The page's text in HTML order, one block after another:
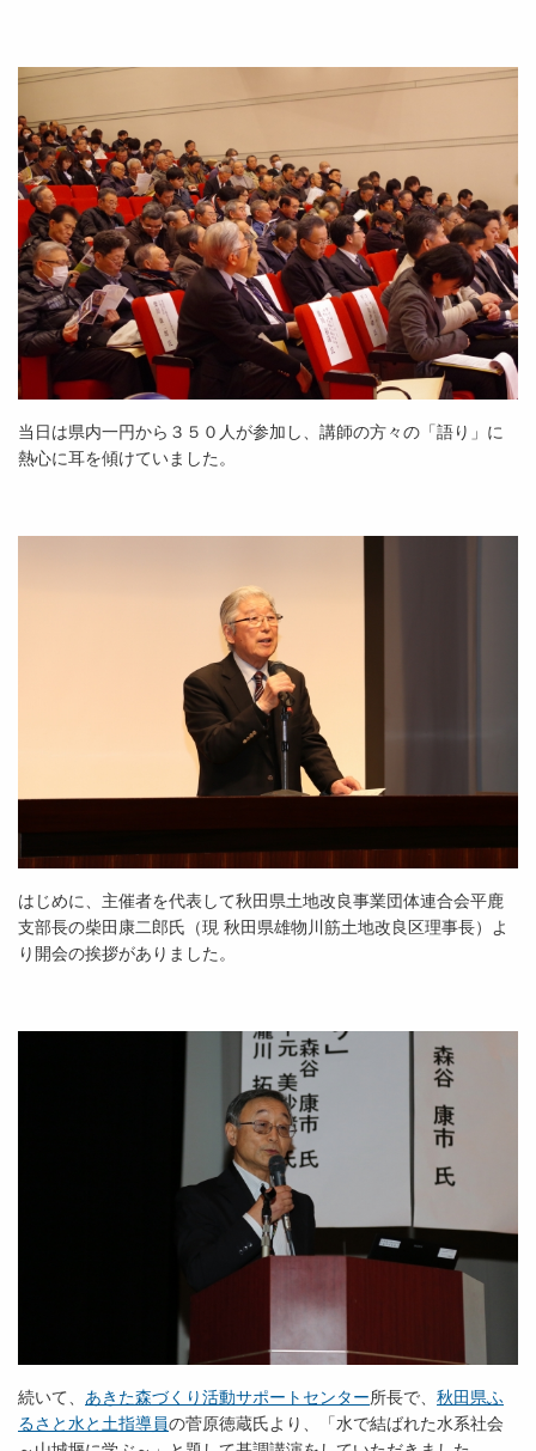
当日は県内一円から３５０人が参加し、講師の方々の「語り」に
熱心に耳を傾けていました。
はじめに、主催者を代表して秋田県土地改良事業団体連合会平鹿
支部長の柴田康二郎氏（現 秋田県雄物川筋土地改良区理事長）よ
り開会の挨拶がありました。
続いて、 あきた森づくり活動サポートセンター所長で、 秋田県ふ
るさと水と土指導員の菅原徳蔵氏より、「水で結ばれた水系社会